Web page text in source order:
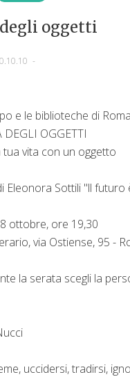
oggetti
-
e le biblioteche di
DEGLI OGGETTI
tua vita con un oggetto
Eleonora Sottili "ll futuro
ottobre, ore 19,30
via Ostiense, 95 -
la serata scegli la
uccidersi, tradirsi,